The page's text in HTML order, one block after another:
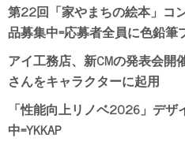
第22回「家やまちの絵本」コ
品募集中=応募者全員に色鉛筆
アイ工務店、新CMの発表会開
さんをキャラクターに起用
「性能向上リノベ2026」デザ
中=YKKAP